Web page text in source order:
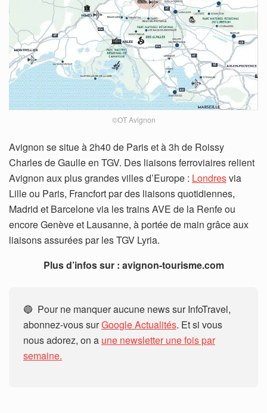
©OT Avignon
Avignon se situe à 2h40 de Paris et à 3h de Roissy
Charles de Gaulle en TGV. Des liaisons ferroviaires relient
Avignon aux plus grandes villes d’Europe : Londresvia
Lille ou Paris, Francfort par des liaisons quotidiennes,
Madrid et Barcelone via les trains AVE de la Renfe ou
encore Genève et Lausanne, à portée de main grâce aux
liaisons assurées par les TGV Lyria.
Plus d’infos sur : avignon-tourisme.com
🔵 Pour ne manquer aucune news sur InfoTravel,
abonnez-vous surGoogle Actualités. Et si vous
nous adorez, on a une newsletter une fois par
semaine.